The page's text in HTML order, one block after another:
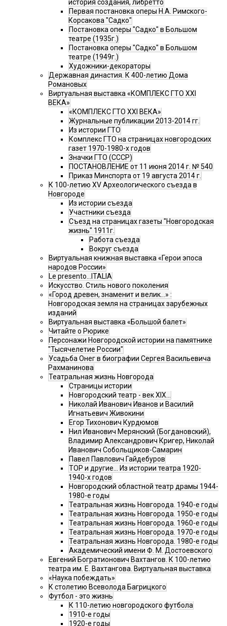
история создания, либретто
Первая постановка оперы Н.А. Римского-
Корсакова "Садко"
Постановка оперы "Садко" в Большом
театре (1935г.)
Постановка оперы "Садко" в Большом
театре (1949г.)
Художники-декораторы
Державная династия. К 400-летию Дома
Романовых
Виртуальная выставка «КОМПЛЕКС ГТО XXI
ВЕКА»
«КОМПЛЕКС ГТО XXI ВЕКА»
Журнальные публикации 2013-2014 гг.
Из истории ГТО
Комплекс ГТО на страницах новгородских
газет 1970-1980-х годов
Значки ГТО (СССР)
ПОСТАНОВЛЕНИЕ от 11 июня 2014 г. № 540
Приказ Минспорта от 19 августа 2014 г.
К 100-летию XV Археологического съезда в
Новгороде
Из истории съезда
Участники съезда
Cъезд на страницах газеты "Новгородская
жизнь" 1911г.
Работа съезда
Вокруг съезда
Виртуальная книжная выставка «Герои эпоса
народов России»
Le presento...ITALIA
Искусство. Стиль нового поколения
«Город древен, знаменит и велик…» :
Новгородская земля на страницах зарубежных
изданий
Виртуальная выставка «Большой балет»
Читайте о Рюрике
Персонажи Новгородской истории на памятнике
"Тысячелетие России"
Усадьба Онег в биографии Сергея Васильевича
Рахманинова
Театральная жизнь Новгорода
Страницы истории
Новгородский театр - век XIX…
Николай Иванович Иванов и Василий
Игнатьевич Живокини
Егор Тихонович Курдюмов
Нил Иванович Мерянский (Богдановский),
Владимир Александрович Кригер, Николай
Иванович Собольщиков-Самарин
Павел Павлович Гайдебуров
ТОР и другие… Из истории театра 1920-
1940-х годов
Новгородский областной театр драмы 1944-
1980-е годы
Театральная жизнь Новгорода. 1940-е годы
Театральная жизнь Новгорода. 1950-е годы
Театральная жизнь Новгорода. 1960-е годы
Театральная жизнь Новгорода. 1970-е годы
Театральная жизнь Новгорода. 1980-е годы
Академический имени Ф. М. Достоевского
Евгений Богратионович Вахтангов. К 100-летию
театра им. Е. Вахтангова. Виртуальная выставка
«Наука побеждать»
К столетию Всеволода Багрицкого
Футбол - это жизнь
К 110-летию новгородского футбола
1910-е годы
1920-е годы